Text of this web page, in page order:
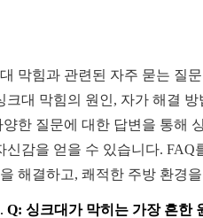
막힘과 관련된 자주 묻는 질
크대 막힘의 원인, 자가 해결
양한 질문에 대한 답변을 통해
신감을 얻을 수 있습니다.
해결하고, 쾌적한 주방 환경
Q: 싱크대가 막히는 가장 흔한